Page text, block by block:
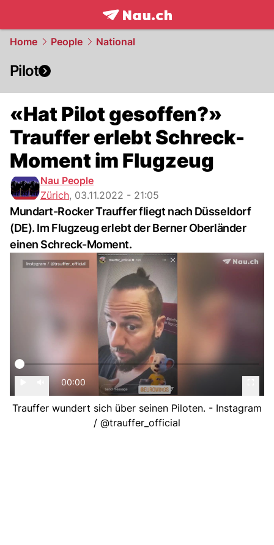
frontpage.NAU.ch
Home People National
Pilot
«Hat Pilot gesoffen?»
Trauffer erlebt Schreck-
Moment im Flugzeug
Nau People
Zürich, 03.11.2022 - 21:05
Mundart-Rocker Trauffer fliegt nach Düsseldorf
(DE). Im Flugzeug erlebt der Berner Oberländer
einen Schreck-Moment.
00:00
Trauffer wundert sich über seinen Piloten. - Instagram
/ @trauffer_official